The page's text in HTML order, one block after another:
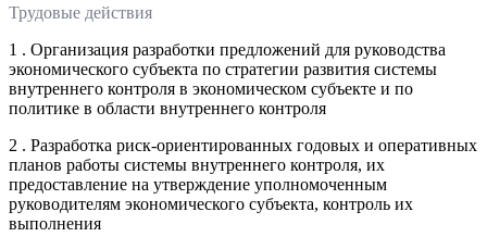
Трудовые действия
1 . Организация разработки предложений для руководства
экономического субъекта по стратегии развития системы
внутреннего контроля в экономическом субъекте и по
политике в области внутреннего контроля
2 . Разработка риск-ориентированных годовых и оперативных
планов работы системы внутреннего контроля, их
предоставление на утверждение уполномоченным
руководителям экономического субъекта, контроль их
выполнения